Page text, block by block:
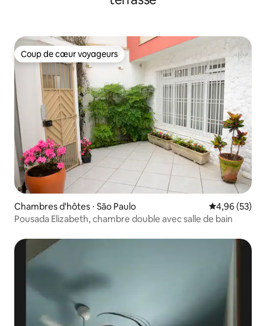
Coup de cœur voyageurs
Coup de cœur voyageurs
Chambres d'hôtes ⋅ São Paulo Évaluation
4,96 (53)
Pousada Elizabeth, chambre double avec salle de bain